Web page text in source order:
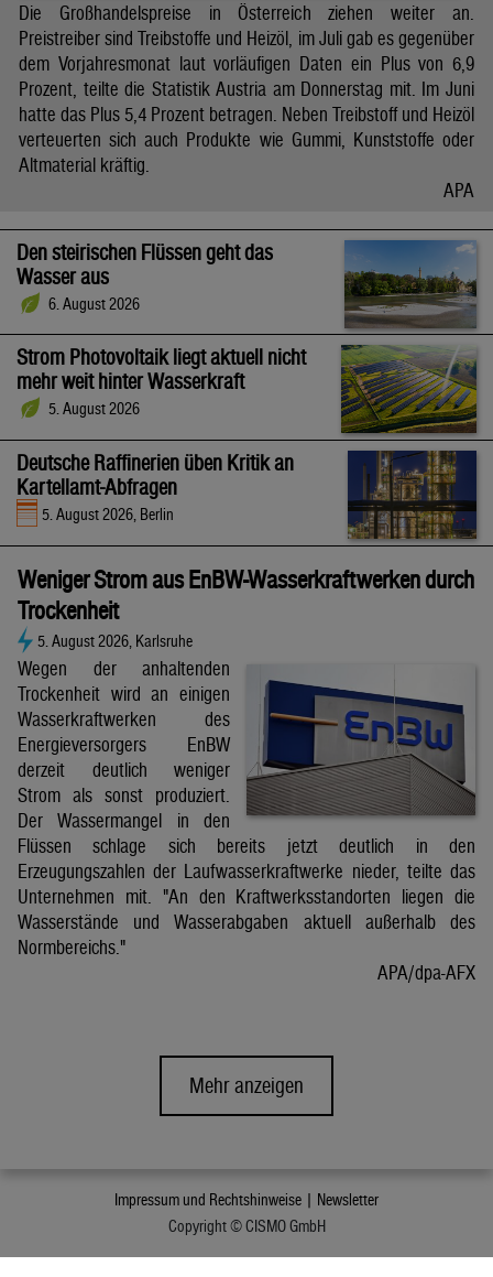
Die Großhandelspreise in Österreich ziehen weiter an.
Preistreiber sind Treibstoffe und Heizöl, im Juli gab es gegenüber
dem Vorjahresmonat laut vorläufigen Daten ein Plus von 6,9
Prozent, teilte die Statistik Austria am Donnerstag mit. Im Juni
hatte das Plus 5,4 Prozent betragen. Neben Treibstoff und Heizöl
verteuerten sich auch Produkte wie Gummi, Kunststoffe oder
Altmaterial kräftig.
APA
Den steirischen Flüssen geht das
Wasser aus
6. August 2026
Strom Photovoltaik liegt aktuell nicht
mehr weit hinter Wasserkraft
5. August 2026
Deutsche Raffinerien üben Kritik an
Kartellamt-Abfragen
5. August 2026, Berlin
Weniger Strom aus EnBW-Wasserkraftwerken durch
Trockenheit
5. August 2026, Karlsruhe
Wegen der anhaltenden
Trockenheit wird an einigen
Wasserkraftwerken des
Energieversorgers EnBW
derzeit deutlich weniger
Strom als sonst produziert.
Der Wassermangel in den
Flüssen schlage sich bereits jetzt deutlich in den
Erzeugungszahlen der Laufwasserkraftwerke nieder, teilte das
Unternehmen mit. "An den Kraftwerksstandorten liegen die
Wasserstände und Wasserabgaben aktuell außerhalb des
Normbereichs."
APA/dpa-AFX
Mehr anzeigen
Impressum und Rechtshinweise | Newsletter
Copyright © CISMO GmbH